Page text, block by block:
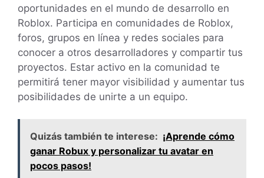
oportunidades en el mundo de desarrollo en
Roblox. Participa en comunidades de Roblox,
foros, grupos en línea y redes sociales para
conocer a otros desarrolladores y compartir tus
proyectos. Estar activo en la comunidad te
permitirá tener mayor visibilidad y aumentar tus
posibilidades de unirte a un equipo.
Quizás también te interese: ¡Aprende cómo
ganar Robux y personalizar tu avatar en
pocos pasos!